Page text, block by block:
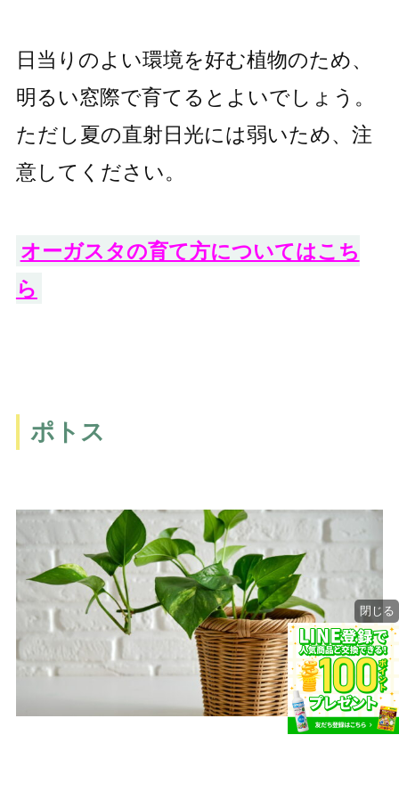
日当りのよい環境を好む植物のため、
明るい窓際で育てるとよいでしょう。
ただし夏の直射日光には弱いため、注
意してください。
オーガスタの育て方についてはこち
ら
ポトス
閉じる